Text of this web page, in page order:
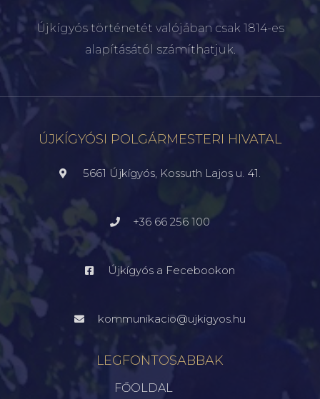
Újkígyós történetét valójában csak 1814-es
alapításától számíthatjuk.
ÚJKÍGYÓSI POLGÁRMESTERI HIVATAL
5661 Újkígyós, Kossuth Lajos u. 41.
+36 66 256 100
Újkígyós a Fecebookon
kommunikacio@ujkigyos.hu
LEGFONTOSABBAK
FŐOLDAL